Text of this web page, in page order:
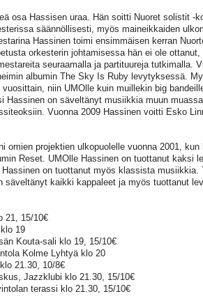
osa Hassisen uraa. Hän soitti Nuoret solistit -
säännöllisesti, myös maineikkaiden
Hassinen toimi ensimmäisen kerran
orkesterin johtamisessa hän ei ole
seuraamalla ja partituureja tutkimalla.
albumin The Sky Is Ruby levytyksessä.
niin UMOlle kuin muillekin big
Hassinen on säveltänyt musiikkia muun
Vuonna 2009 Hassinen voitti Esko
omien projektien ulkopuolelle vuonna 2001,
Reset. UMOlle Hassinen on tuottanut kaksi
on tuottanut myös klassista musiikkia.
säveltänyt kaikki kappaleet ja myös tuottanut
21, 15/10€
19
Kouta-sali klo 19, 15/10€
Kolme Lyhtyä klo 20
21.30, 10/8€
Jazzklubi klo 21.30, 15/10€
terassi klo 21.30, 15/10€